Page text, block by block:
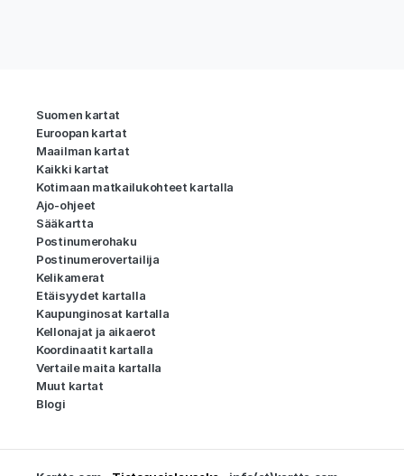
Suomen kartat
Euroopan kartat
Maailman kartat
Kaikki kartat
Kotimaan matkailukohteet kartalla
Ajo-ohjeet
Sääkartta
Postinumerohaku
Postinumerovertailija
Kelikamerat
Etäisyydet kartalla
Kaupunginosat kartalla
Kellonajat ja aikaerot
Koordinaatit kartalla
Vertaile maita kartalla
Muut kartat
Blogi